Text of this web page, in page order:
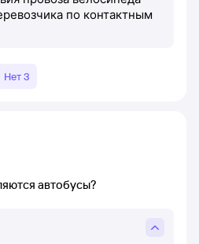
по контактным
Нет 3
автобусы?